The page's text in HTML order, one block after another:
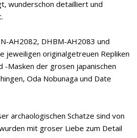
wunderschon detailliert und
AH2082, DHBM-AH2083 und
jeweiligen originalgetreuen Repliken
-Masken der grosen japanischen
Oda Nobunaga und Date
archaologischen Schatze sind von
mit groser Liebe zum Detail